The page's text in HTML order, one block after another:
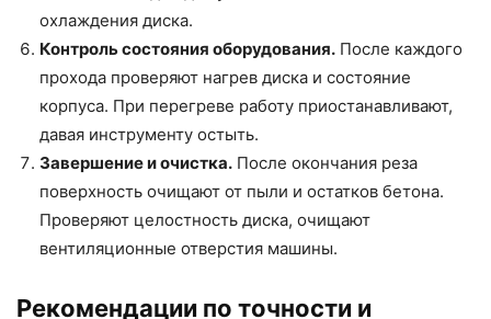
охлаждения диска.
Контроль состояния оборудования. После каждого
прохода проверяют нагрев диска и состояние
корпуса. При перегреве работу приостанавливают,
давая инструменту остыть.
Завершение и очистка. После окончания реза
поверхность очищают от пыли и остатков бетона.
Проверяют целостность диска, очищают
вентиляционные отверстия машины.
Рекомендации по точности и